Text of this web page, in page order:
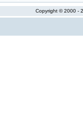
Copyright © 2000 -